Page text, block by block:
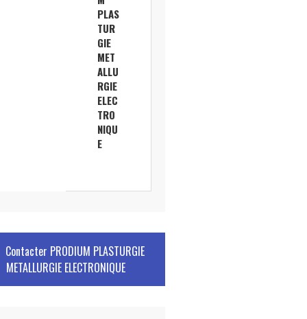
PLAS
TUR
GIE
MET
ALLU
RGIE
ELEC
TRO
NIQU
E
Contacter PRODIUM PLASTURGIE
METALLURGIE ELECTRONIQUE